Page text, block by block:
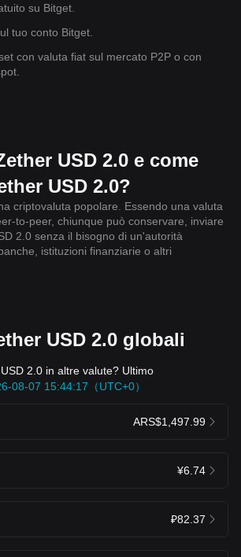
su Bitget.
tuo conto Bitget.
con valuta fiat sul mercato P2P o con
USD 2.0 e come
USD 2.0?
criptovaluta popolare. Essendo una valuta
to-peer, chiunque può conservare, inviare
2.0 senza il bisogno di un'autorità
istituzioni finanziarie o altri
USD 2.0 globali
2.0 in altre valute? Ultimo
08-07 15:44:17（UTC+0）
ARS$1,497.99
¥6.74
₽82.37